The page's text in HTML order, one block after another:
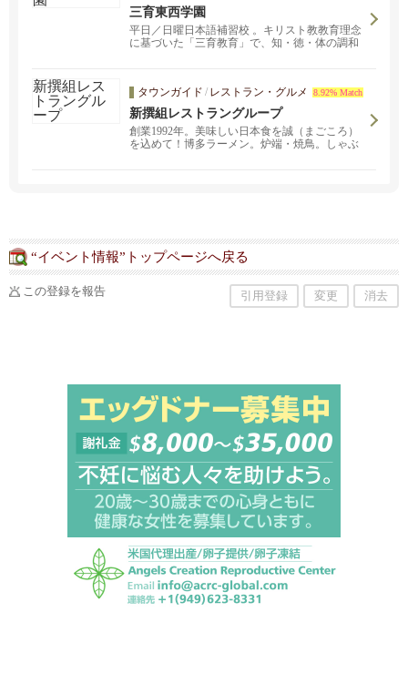
三育東西学園
平日／日曜日本語補習校 。キリスト教教育理念
に基づいた「三育教育」で、知・徳・体の調和
タウンガイド / レストラン・グルメ 8.92% Match
新撰組レストラングループ
創業1992年。美味しい日本食を誠（まごころ）
を込めて！博多ラーメン。炉端・焼鳥。しゃぶ
“イベント情報”トップページへ戻る
この登録を報告 引用登録 変更 消去